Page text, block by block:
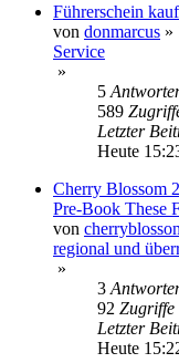
Führerschein
von donmarcus »
Service
»
5
589
Letzter
Heute
Cherry Blossom
Pre-Book These
von
regional und
»
3
92 Zugriffe
Letzter
Heute